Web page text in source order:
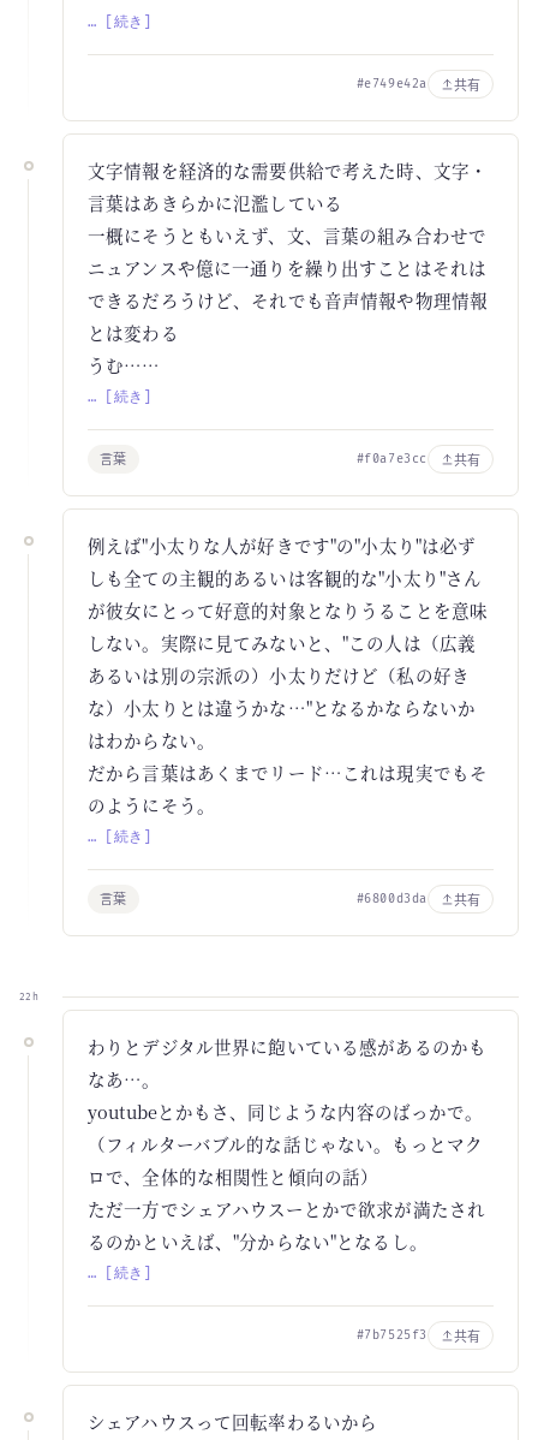
… [続き]
#e749e42a 共有
文字情報を経済的な需要供給で考えた時、文字・
言葉はあきらかに氾濫している
一概にそうともいえず、文、言葉の組み合わせで
ニュアンスや億に一通りを繰り出すことはそれは
できるだろうけど、それでも音声情報や物理情報
とは変わる
うむ……
… [続き]
言葉 #f0a7e3cc 共有
例えば"小太りな人が好きです"の"小太り"は必ず
しも全ての主観的あるいは客観的な"小太り"さん
が彼女にとって好意的対象となりうることを意味
しない。実際に見てみないと、"この人は（広義
あるいは別の宗派の）小太りだけど（私の好き
な）小太りとは違うかな…"となるかならないか
はわからない。
だから言葉はあくまでリード…これは現実でもそ
のようにそう。
… [続き]
言葉 #6800d3da 共有
22h
わりとデジタル世界に飽いている感があるのかも
なあ…。
youtubeとかもさ、同じような内容のばっかで。
（フィルターバブル的な話じゃない。もっとマク
ロで、全体的な相関性と傾向の話）
ただ一方でシェアハウスーとかで欲求が満たされ
るのかといえば、"分からない"となるし。
… [続き]
#7b7525f3 共有
シェアハウスって回転率わるいから